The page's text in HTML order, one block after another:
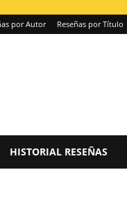
por Autor Reseñas por Título
HISTORIAL RESEÑAS